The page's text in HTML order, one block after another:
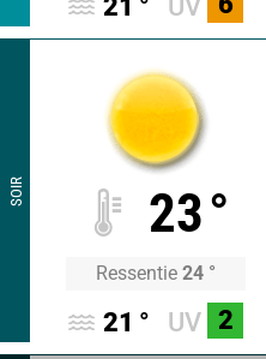
21 ° UV
SOIR 23°
Ressentie 24 °
21 ° UV 2